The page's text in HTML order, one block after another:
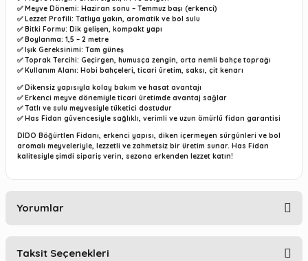
✅Meyve Dönemi: Haziran sonu – Temmuz başı (erkenci)
✅Lezzet Profili: Tatlıya yakın, aromatik ve bol sulu
✅Bitki Formu: Dik gelişen, kompakt yapı
✅Boylanma: 1,5 – 2 metre
✅Işık Gereksinimi: Tam güneş
✅Toprak Tercihi: Geçirgen, humusça zengin, orta nemli bahçe toprağı
✅Kullanım Alanı: Hobi bahçeleri, ticari üretim, saksı, çit kenarı
✅ Dikensiz yapısıyla kolay bakım ve hasat avantajı
✅ Erkenci meyve dönemiyle ticari üretimde avantaj sağlar
✅ Tatlı ve sulu meyvesiyle tüketici dostudur
✅ Has Fidan güvencesiyle sağlıklı, verimli ve uzun ömürlü fidan garantisi
DİDO Böğürtlen Fidanı, erkenci yapısı, diken içermeyen sürgünleri ve bol
aromalı meyveleriyle, lezzetli ve zahmetsiz bir üretim sunar. Has Fidan
kalitesiyle şimdi sipariş verin, sezona erkenden lezzet katın!
Yorumlar
Taksit Seçenekleri